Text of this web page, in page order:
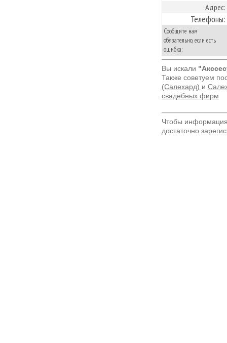
Адрес:
Телефоны:
Сообщите нам
обязательно, если есть
ошибка:
Вы искали
Также советуем
(Салехард) и
свадебных фирм
Чтобы
достаточно